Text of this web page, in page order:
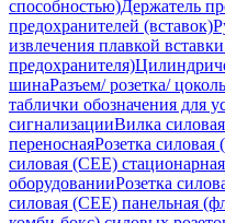
способностью)Держатель
предохранителей (вставок)
извлечения плавкой
предохранителя)
шинаРазъем/ розетка/
таблички обозначения для
сигнализацииВилка
переноснаяРозетка силовая
силовая (CEE)
оборудованииРозетка
силовая (CEE) панельная